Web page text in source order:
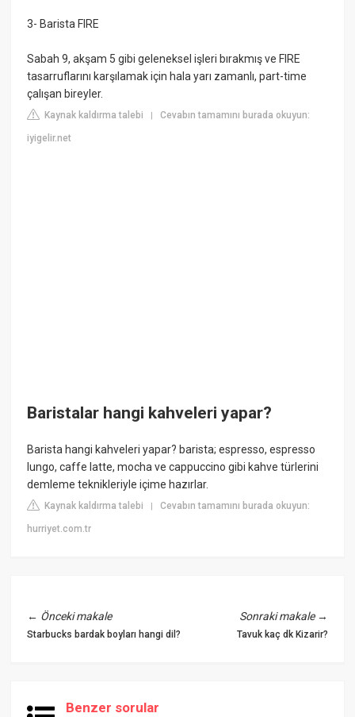
3- Barista FIRE
Sabah 9, akşam 5 gibi geleneksel işleri bırakmış ve FIRE
tasarruflarını karşılamak için hala yarı zamanlı, part-time
çalışan bireyler.
Kaynak kaldırma talebi |Cevabın tamamını burada okuyun:
iyigelir.net
Baristalar hangi kahveleri yapar?
Barista hangi kahveleri yapar? barista; espresso, espresso
lungo, caffe latte, mocha ve cappuccino gibi kahve türlerini
demleme teknikleriyle içime hazırlar.
Kaynak kaldırma talebi |Cevabın tamamını burada okuyun:
hurriyet.com.tr
← Önceki makale
Starbucks bardak boyları hangi dil?
Sonraki makale→
Tavuk kaç dk Kizarir?
Benzer sorular